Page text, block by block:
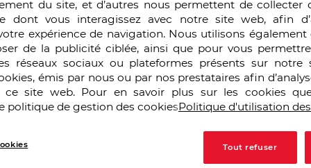
est dupliquée sur de nombreux sites tels les
éditées par BFM TV. Free laisse sa
très actif. Parallèlement à cette agitation, le
partialqui est fait au sein des chaînes du
et non sur celui de Free. Au-delà d’un
à la rédaction de BFM TVen fournissant
positionner Altice et non SFR.
du site, et d’autres nous permettent de collecter
dont vous interagissez avec notre site web, afin
expérience de navigation. Nous utilisons
de la publicité ciblée, ainsi que pour vous
réseaux sociaux ou plateformes présents sur notre
émis par nous ou par nos prestataires afin
ce site web. Pour en savoir plus sur les cookies
politique de gestion des cookiesPolitique d'utilisation
Tout refuser